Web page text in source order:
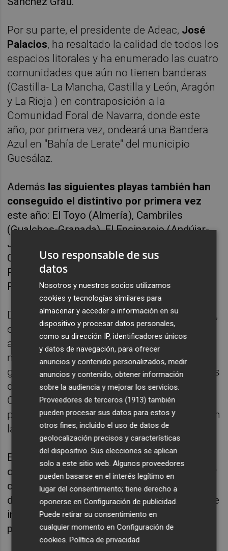
Por su parte, el presidente de Adeac, José
Palacios, ha resaltado la calidad de todos los
espacios litorales y ha enumerado las cuatro
comunidades que aún no tienen banderas
(Castilla- La Mancha, Castilla y León, Aragón
y La Rioja ) en contraposición a la
Comunidad Foral de Navarra, donde este
año, por primera vez, ondeará una Bandera
Azul en "Bahía de Lerate" del municipio
Guesálaz.
Además las siguientes playas también han
conseguido el distintivo por primera vez
este año: El Toyo (Almería), Cambriles
(Gualchos-Granada), El Encinarejo (Andújar-
Jaén), Zona de Banys de Forum (Barcelona-
Cataluña), Dels Torres (Vila Joiosa-Alicante),
Pobla Marina (Pobla de Fornals-Valencia) y
Rabdels (Oliva-Valencia).
De las 694 playas presentadas en 2024, 638,
es decir,el 91 % ha obtenido el galardón
afirmado Palacios, quien ha explicado que el
motivo más frecuente para no obtener este
galardón azul es la mala calidad de las aguas
de baño y el incumplimiento de la Ley de
Costas, por exceso de ocupación o por
presencia de instalaciones no autorizadas en
las playas.
En este punto han recordado que para
obtener el galardón, "no es obligatorio" contar
con duchas en las playas y han
desaconsejado su instalación por el "derroche
innecesario de agua dulce" que provocan y
por ser fuente de infecciones.
Uso responsable de sus
datos
Nosotros y nuestros socios utilizamos
cookies y tecnologías similares para
almacenar y acceder a información en su
dispositivo y procesar datos personales,
como su dirección IP, identificadores únicos
y datos de navegación, para ofrecer
anuncios y contenido personalizados, medir
anuncios y contenido, obtener información
sobre la audiencia y mejorar los servicios.
Proveedores de terceros (1913) también
pueden procesar sus datos para estos y
otros fines, incluido el uso de datos de
geolocalización precisos y características
del dispositivo. Sus elecciones se aplican
solo a este sitio web. Algunos proveedores
pueden basarse en el interés legítimo en
lugar del consentimiento; tiene derecho a
oponerse enConfiguración de publicidad.
Puede retirar su consentimiento en
cualquier momento enConfiguración de
cookies.Política de privacidad